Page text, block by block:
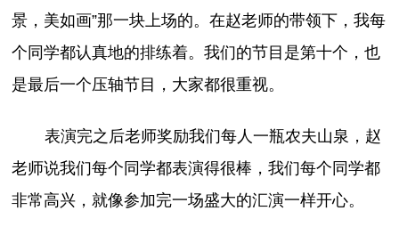
景，美如画”那一块上场的。在赵老师的带领下，我每
个同学都认真地的排练着。我们的节目是第十个，也
是最后一个压轴节目，大家都很重视。
表演完之后老师奖励我们每人一瓶农夫山泉，赵
老师说我们每个同学都表演得很棒，我们每个同学都
非常高兴，就像参加完一场盛大的汇演一样开心。